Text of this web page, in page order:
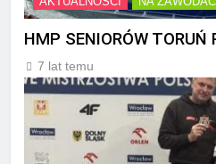
HMP SENIORÓW
7 lat temu